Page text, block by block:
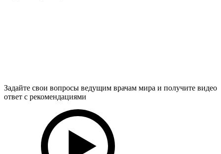
Задайте свои вопросы ведущим врачам мира и получите видео
ответ с рекомендациями